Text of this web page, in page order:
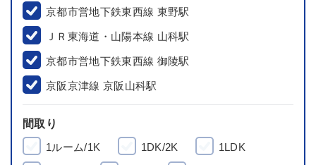
京都市営地下鉄東西線 東野駅
ＪＲ東海道・山陽本線 山科駅
京都市営地下鉄東西線 御陵駅
京阪京津線 京阪山科駅
間取り
1ルーム/1K
1DK/2K 1LDK